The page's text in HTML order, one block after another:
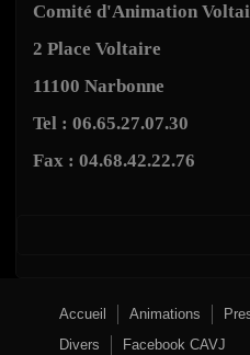
Comité d'Animation
2 Place Voltaire
11100 Narbonne
Tel : 06.65.27.07.30
Fax : 04.68.42.22.76
Accueil Animations
Divers
Facebook CAVJ